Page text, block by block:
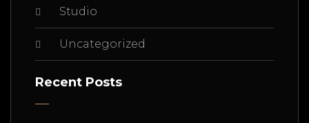
Studio
Uncategorized
Recent Posts